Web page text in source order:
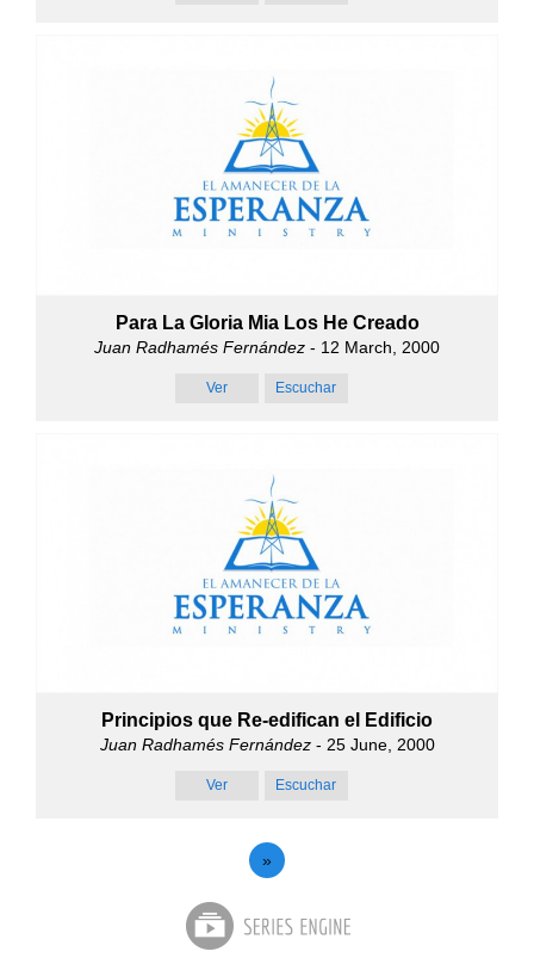
Para La Gloria Mia Los He Creado
Juan Radhamés Fernández - 12 March, 2000
Ver Escuchar
Principios que Re-edifican el Edificio
Juan Radhamés Fernández- 25 June, 2000
Ver Escuchar
»